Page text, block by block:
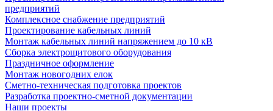
предприятий
Комплексное снабжение предприятий
Проектирование кабельных линий
Монтаж кабельных линий напряжением до 10 кВ
Сборка электрощитового оборудования
Праздничное оформление
Монтаж новогодних елок
Сметно-техническая подготовка проектов
Разработка проектно-сметной документации
Наши проекты